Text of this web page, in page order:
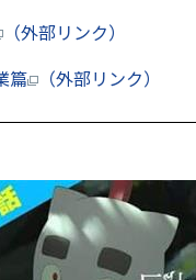
（外部リンク）
篇 （外部リンク）